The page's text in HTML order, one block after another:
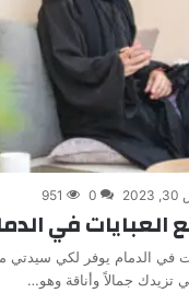
0
951
العبايات في
في الدمام يوفر لكي سيدتي
تزيدك جمالاً وأناقة وهو…